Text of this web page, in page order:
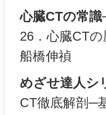
心臓CTの常
26．心臓CT
船橋伸禎
めざせ達人シ
CT徹底解剖─